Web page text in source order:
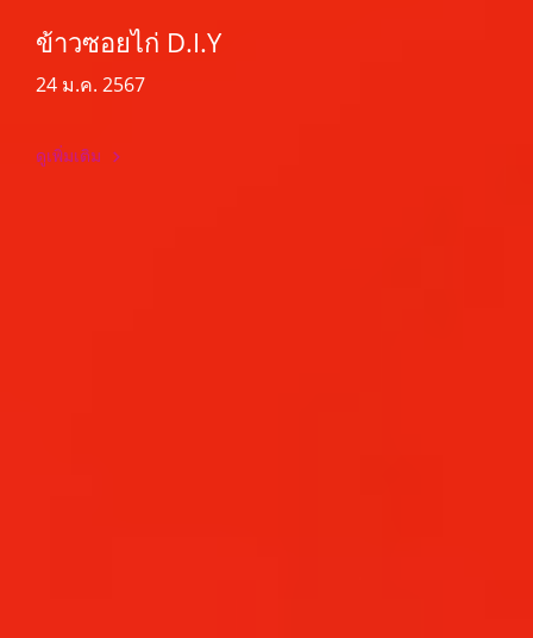
ข้าวซอยไก่ D.I.Y
24 ม.ค. 2567
ดูเพิ่มเติม